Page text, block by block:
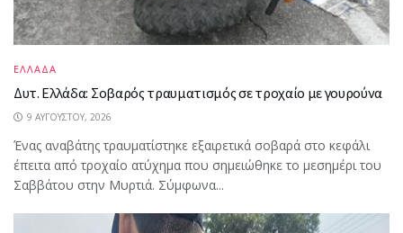
ΕΛΛΑΔΑ
Δυτ. Ελλάδα: Σοβαρός τραυματισμός σε τροχαίο με γουρούνα
9 ΑΥΓΟΎΣΤΟΥ, 2026
Ένας αναβάτης τραυματίστηκε εξαιρετικά σοβαρά στο κεφάλι
έπειτα από τροχαίο ατύχημα που σημειώθηκε το μεσημέρι του
Σαββάτου στην Μυρτιά. Σύμφωνα...